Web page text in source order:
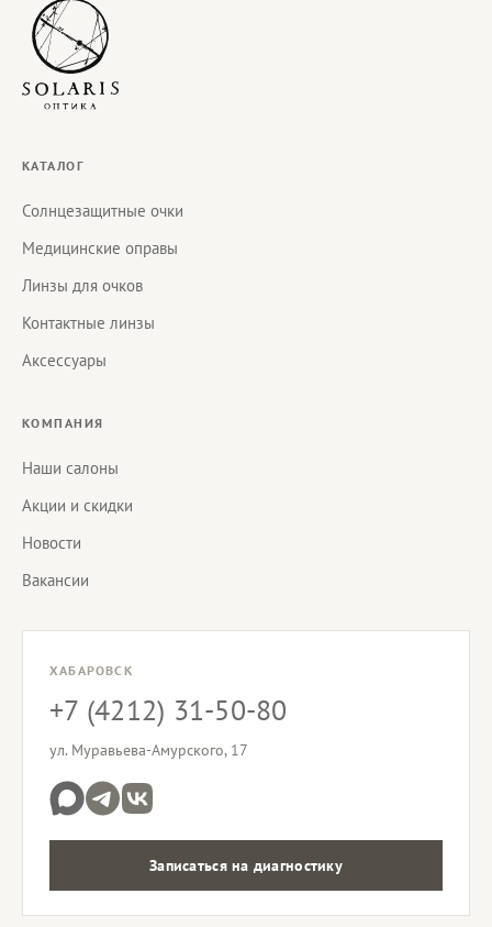
КАТАЛОГ
Солнцезащитные очки
Медицинские оправы
Линзы для очков
Контактные линзы
Аксессуары
КОМПАНИЯ
Наши салоны
Акции и скидки
Новости
Вакансии
ХАБАРОВСК
+7 (4212) 31-50-80
ул. Муравьева-Амурского, 17
Записаться на диагностику